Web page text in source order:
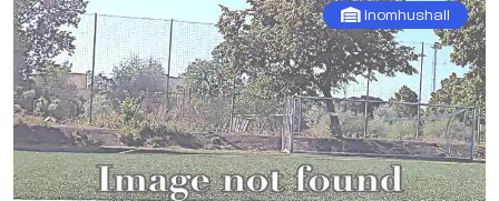
Inomhushall